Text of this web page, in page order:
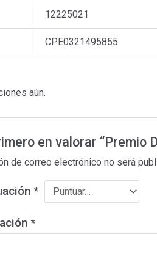
12225021
CPE0321495855
aún.
en valorar “Premio
de correo electrónico no será
*
*